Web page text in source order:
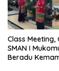
Class Meeting,
SMAN I
Beradu